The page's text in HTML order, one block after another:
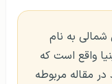
به نام
واقع است که
در مقاله مربوطه